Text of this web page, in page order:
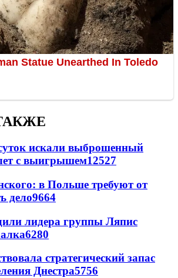
искали выброшенный
с выигрышем12527
в Польше требуют от
дело9664
лидера группы Ляпис
6280
стратегический запас
Днестра5756